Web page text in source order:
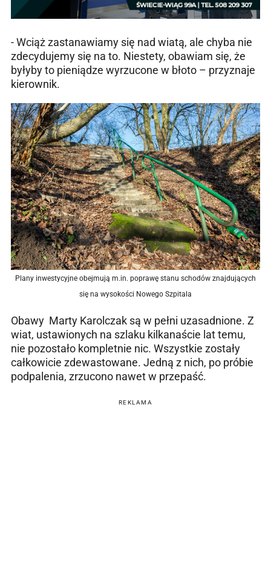
- Wciąż zastanawiamy się nad wiatą, ale chyba nie
zdecydujemy się na to. Niestety, obawiam się, że
byłyby to pieniądze wyrzucone w błoto – przyznaje
kierownik.
Plany inwestycyjne obejmują m.in. poprawę stanu schodów znajdujących
się na wysokości Nowego Szpitala
Obawy Marty Karolczak są w pełni uzasadnione. Z
wiat, ustawionych na szlaku kilkanaście lat temu,
nie pozostało kompletnie nic. Wszystkie zostały
całkowicie zdewastowane. Jedną z nich, po próbie
podpalenia, zrzucono nawet w przepaść.
REKLAMA